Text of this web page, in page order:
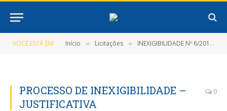
VOCÊ ESTÁ EM: Início » Licitações » INEXIGIBILIDADE Nº 6/2017-001-INEX-PMNT
PROCESSO DE INEXIGIBILIDADE –
JUSTIFICATIVA
0